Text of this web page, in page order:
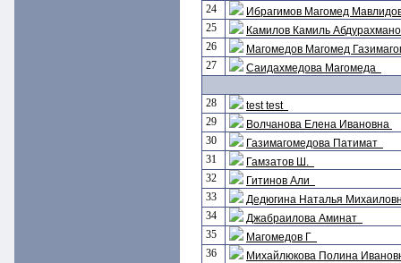
24
Ибрагимов Магомед
25
Камилов Камиль
26
Магомедов Магомед
27
Саидахмедова Магомеда
28
test test
29
Волчанова Елена Ивановна
30
Газимагомедова Патимат
31
Гамзатов Ш.
32
Гитинов Али
33
Дедюгина Наталья
34
Джабраилова Аминат
35
Магомедов Г
36
Михайлюкова Полина